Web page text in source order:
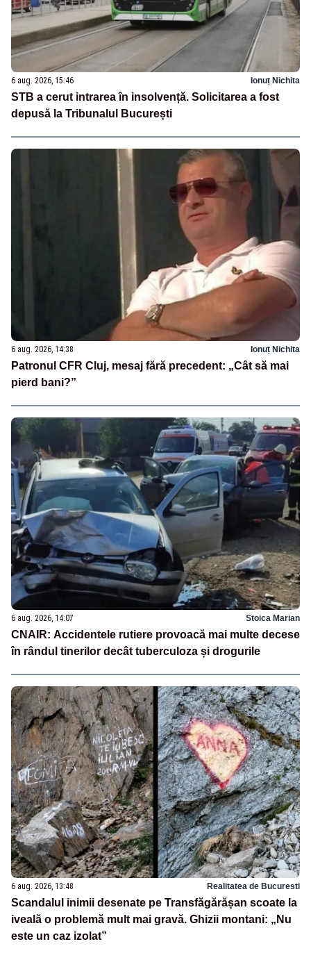
6 aug. 2026, 15:46 Ionuț Nichita
STB a cerut intrarea în insolvență. Solicitarea a fost
depusă la Tribunalul București
6 aug. 2026, 14:38 Ionuț Nichita
Patronul CFR Cluj, mesaj fără precedent: „Cât să mai
pierd bani?”
6 aug. 2026, 14:07 Stoica Marian
CNAIR: Accidentele rutiere provoacă mai multe decese
în rândul tinerilor decât tuberculoza și drogurile
6 aug. 2026, 13:48 Realitatea de Bucuresti
Scandalul inimii desenate pe Transfăgărășan scoate la
iveală o problemă mult mai gravă. Ghizii montani: „Nu
este un caz izolat”